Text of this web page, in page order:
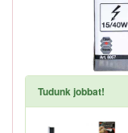
Tudunk jobbat!